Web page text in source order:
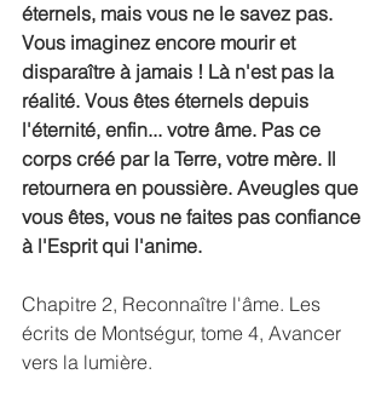
éternels, mais vous ne le savez pas.
Vous imaginez encore mourir et
disparaître à jamais ! Là n'est pas la
réalité. Vous êtes éternels depuis
l'éternité, enfin... votre âme. Pas ce
corps créé par la Terre, votre mère. Il
retournera en poussière. Aveugles que
vous êtes, vous ne faites pas confiance
à l'Esprit qui l'anime.
Chapitre 2, Reconnaître l'âme. Les
écrits de Montségur, tome 4, Avancer
vers la lumière.